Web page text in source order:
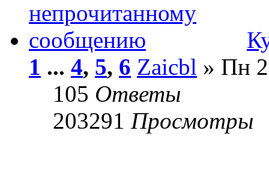
1 ... 4, 5, 6 Zaicbl » Пн
105 Ответы
203291 Просмотры